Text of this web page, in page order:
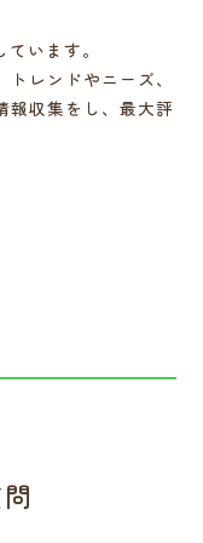
います。
レンドやニーズ、
報収集をし、最大評